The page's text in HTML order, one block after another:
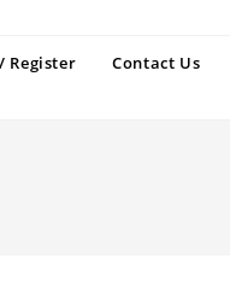
Register Contact Us